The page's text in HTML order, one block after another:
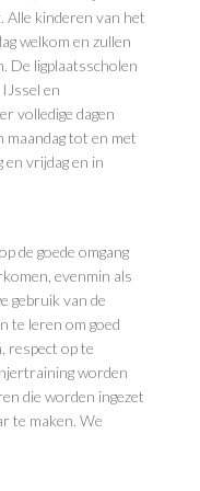
Alle kinderen van het
welkom en zullen
De ligplaatsscholen
en
volledige dagen
maandag tot en met
en vrijdag en in
de goede omgang
even­min als
gebruik van de
te leren om goed
respect op te
worden
die worden ingezet
te maken. We